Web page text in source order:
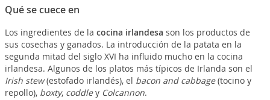
Qué se cuece en
Los ingredientes de la cocina irlandesa son los productos de
sus cosechas y ganados. La introducción de la patata en la
segunda mitad del siglo XVI ha influido mucho en la cocina
irlandesa. Algunos de los platos más típicos de Irlanda son el
Irish stew(estofado irlandés), el bacon and cabbage(tocino y
repollo), boxty, coddley Colcannon.